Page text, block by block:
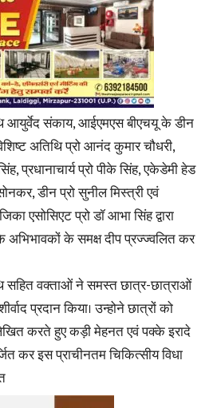
आयुर्वेद संकाय, आईएमएस बीएचयू के डीन
अतिथि प्रो आनंद कुमार चौधरी,
प्रधानाचार्य प्रो पीके सिंह, एकेडेमी हेड
डीन प्रो सुनील मिस्त्री एवं
एसोसिएट प्रो डॉ आभा सिंह द्वारा
अभिभावकों के समक्ष दीप प्रज्ज्वलित कर
वक्ताओं ने समस्त छात्र-छात्राओं
प्रदान किया। उन्होने छात्रों को
करते हुए कड़ी मेहनत एवं पक्के इरादे
कर इस प्राचीनतम चिकित्सीय विधा